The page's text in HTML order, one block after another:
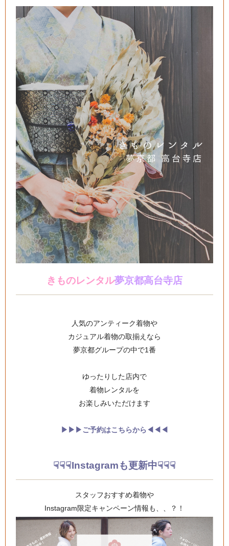
きものレンタル夢京都高台寺店
人気のアンティーク着物や
カジュアル着物の取揃えなら
夢京都グループの中で1番
ゆったりした店内で
着物レンタルを
お楽しみいただけます
▶︎▶︎▶︎ご予約はこちらから◀︎◀︎◀︎
☟☟☟Instagramも更新中☟☟☟
スタッフおすすめ着物や
Instagram限定キャンペーン情報も、、？！